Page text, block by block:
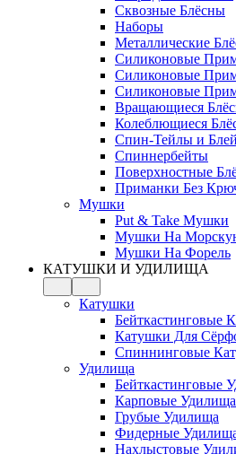
Сквозные Блёсны
Наборы
Металлические
Силиконовые
Силиконовые
Силиконовые
Вращающиеся
Колеблющиеся
Спин-Тейлы и
Спиннербейты
Поверхностные
Приманки Без
Мушки
Put & Take Мушки
Мушки На
Мушки На Форель
КАТУШКИ И УДИЛИЩА
Катушки
Бейткастинговые
Катушки Для
Спиннинговые
Удилища
Бейткастинговые
Карповые Удилища
Грубые Удилища
Фидерные
Нахлыстовые